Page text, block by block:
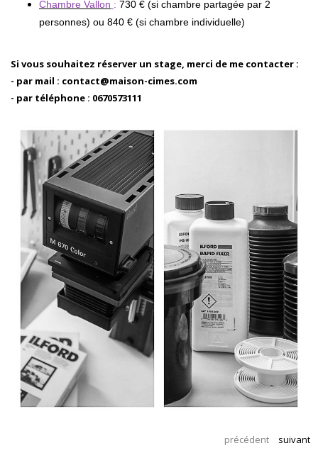
Chambre Vallon : 730 € (si chambre partagée par 2
personnes) ou 840 € (si chambre individuelle)
Si vous souhaitez réserver un stage, merci de me contacter :
- par mail : contact@maison-cimes.com
- par téléphone : 0670573111